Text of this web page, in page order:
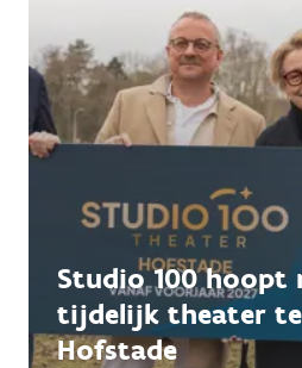
Studio 100 hoopt
tijdelijk theater
Hofstade